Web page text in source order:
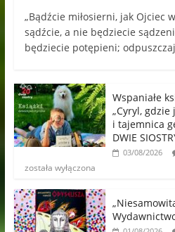
„Bądźcie miłosierni, jak Ojciec
sądźcie, a nie będziecie
będziecie potępieni;
Wspaniałe
„Cyryl, gdzie
i tajemnica
DWIE
03/08/2026
została wyłączona